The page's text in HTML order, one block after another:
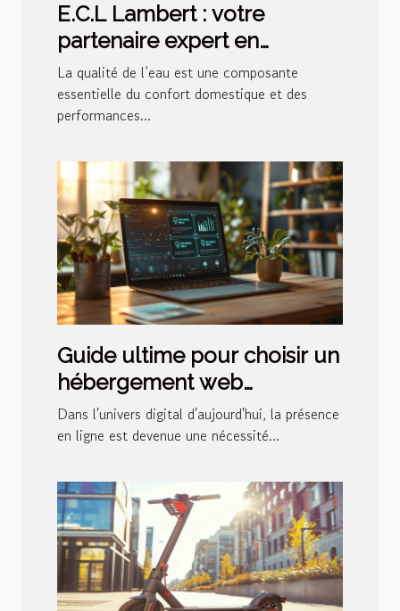
E.C.L Lambert : votre
partenaire expert en
traitement de l’eau pour
particuliers et
professionnels
La qualité de l’eau est une composante
essentielle du confort domestique et des
performances...
Guide ultime pour choisir un
hébergement web
performant et sécurisé
Dans l'univers digital d'aujourd'hui, la présence
en ligne est devenue une nécessité...